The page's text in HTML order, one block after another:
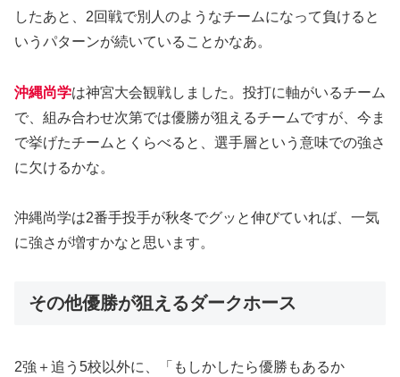
したあと、2回戦で別人のようなチームになって負けると
いうパターンが続いていることかなあ。
沖縄尚学は神宮大会観戦しました。投打に軸がいるチーム
で、組み合わせ次第では優勝が狙えるチームですが、今ま
で挙げたチームとくらべると、選手層という意味での強さ
に欠けるかな。
沖縄尚学は2番手投手が秋冬でグッと伸びていれば、一気
に強さが増すかなと思います。
その他優勝が狙えるダークホース
2強＋追う5校以外に、「もしかしたら優勝もあるか